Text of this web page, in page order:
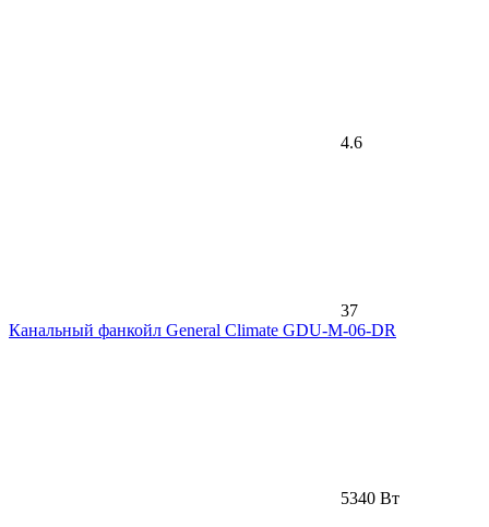
4.6
37
Канальный фанкойл General Climate GDU-M-06-DR
5340 Вт